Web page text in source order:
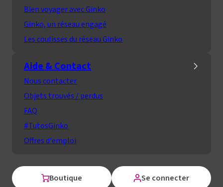
Bien voyager avec Ginko
Ginko, un réseau engagé
Les coulisses du réseau Ginko
Aide & Contact
Nous contacter
Objets trouvés / perdus
FAQ
#TutosGinko
Offres d'emploi
Boutique Se connecter